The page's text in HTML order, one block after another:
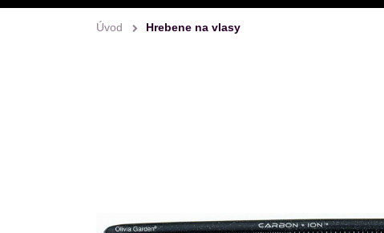
Úvod Hrebene na vlasy